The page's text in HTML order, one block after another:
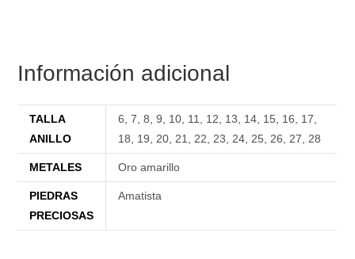
Información adicional
TALLA
ANILLO
6 ,7 ,8 ,9 10 11 12 13 14 15 16 17
18
19 20 21 22 23 24 25 26 27 28
METALES Oro amarillo
PIEDRAS
PRECIOSAS
Amatista